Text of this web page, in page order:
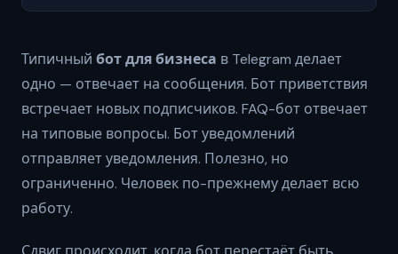
Типичный бот для бизнеса в Telegram делает
одно — отвечает на сообщения. Бот приветствия
встречает новых подписчиков. FAQ-бот отвечает
на типовые вопросы. Бот уведомлений
отправляет уведомления. Полезно, но
ограниченно. Человек по-прежнему делает всю
работу.